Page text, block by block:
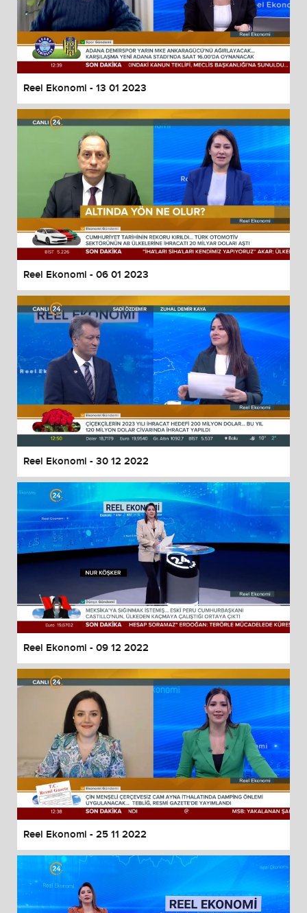
Reel Ekonomi - 13 01 2023
Reel Ekonomi - 06 01 2023
Reel Ekonomi - 30 12 2022
Reel Ekonomi - 09 12 2022
Reel Ekonomi - 25 11 2022